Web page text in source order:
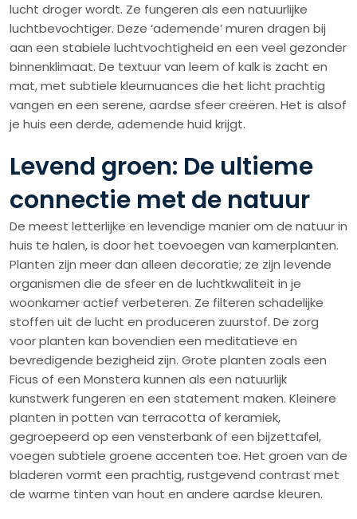
lucht droger wordt. Ze fungeren als een natuurlijke
luchtbevochtiger. Deze ‘ademende’ muren dragen bij
aan een stabiele luchtvochtigheid en een veel gezonder
binnenklimaat. De textuur van leem of kalk is zacht en
mat, met subtiele kleurnuances die het licht prachtig
vangen en een serene, aardse sfeer creëren. Het is alsof
je huis een derde, ademende huid krijgt.
Levend groen: De ultieme
connectie met de natuur
De meest letterlijke en levendige manier om de natuur in
huis te halen, is door het toevoegen van kamerplanten.
Planten zijn meer dan alleen decoratie; ze zijn levende
organismen die de sfeer en de luchtkwaliteit in je
woonkamer actief verbeteren. Ze filteren schadelijke
stoffen uit de lucht en produceren zuurstof. De zorg
voor planten kan bovendien een meditatieve en
bevredigende bezigheid zijn. Grote planten zoals een
Ficus of een Monstera kunnen als een natuurlijk
kunstwerk fungeren en een statement maken. Kleinere
planten in potten van terracotta of keramiek,
gegroepeerd op een vensterbank of een bijzettafel,
voegen subtiele groene accenten toe. Het groen van de
bladeren vormt een prachtig, rustgevend contrast met
de warme tinten van hout en andere aardse kleuren.